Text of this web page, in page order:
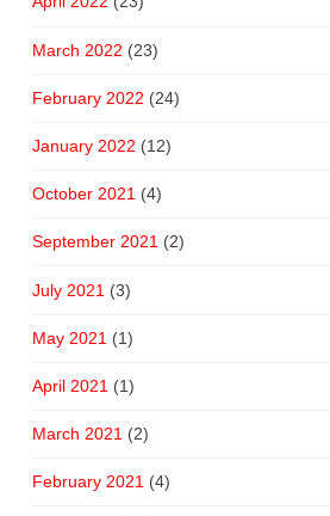
March 2022 (23)
February 2022 (24)
January 2022 (12)
October 2021 (4)
September 2021(2)
July 2021 (3)
May 2021 (1)
April 2021 (1)
March 2021 (2)
February 2021(4)